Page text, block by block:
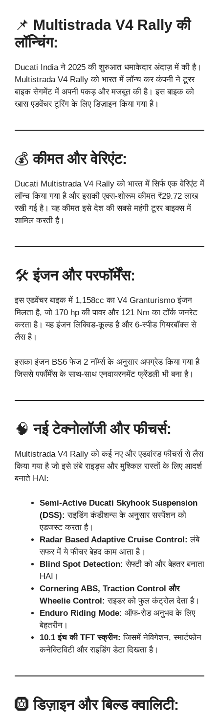
📌 Multistrada V4 Rally की
लॉन्चिंग:
Ducati India ने 2025 की शुरुआत धमाकेदार अंदाज़ में की है।
Multistrada V4 Rally को भारत में लॉन्च कर कंपनी ने टूरर
बाइक सेगमेंट में अपनी पकड़ और मजबूत की है। इस बाइक को
खास एडवेंचर टूरिंग के लिए डिज़ाइन किया गया है।
💰कीमत और वेरिएंट:
Ducati Multistrada V4 Rally को भारत में सिर्फ एक वेरिएंट में
लॉन्च किया गया है और इसकी एक्स-शोरूम कीमत ₹29.72 लाख
रखी गई है। यह कीमत इसे देश की सबसे महंगी टूरर बाइक्स में
शामिल करती है।
🛠️इंजन और परफॉर्मेंस:
इस एडवेंचर बाइक में 1,158cc का V4 Granturismo इंजन
मिलता है, जो 170 hp की पावर और 121 Nm का टॉर्क जनरेट
करता है। यह इंजन लिक्विड-कूल्ड है और 6-स्पीड गियरबॉक्स से
लैस है।
इसका इंजन BS6 फेज 2 नॉर्म्स के अनुसार अपग्रेड किया गया है
जिससे पर्फॉर्मेंस के साथ-साथ एनवायरनमेंट फ्रेंडली भी बना है।
🧠नई टेक्नोलॉजी और फीचर्स:
Multistrada V4 Rally को कई नए और एडवांस्ड फीचर्स से लैस
किया गया है जो इसे लंबे राइड्स और मुश्किल रास्तों के लिए आदर्श
बनाते HAI:
Semi-Active Ducati Skyhook Suspension
(DSS): राइडिंग कंडीशन्स के अनुसार सस्पेंशन को
एडजस्ट करता है।
Radar Based Adaptive Cruise Control: लंबे
सफर में ये फीचर बेहद काम आता है।
Blind Spot Detection: सेफ्टी को और बेहतर बनाता
HAI।
Cornering ABS, Traction Control और
Wheelie Control: राइडर को फुल कंट्रोल देता है।
Enduro Riding Mode: ऑफ-रोड अनुभव के लिए
बेहतरीन।
10.1 इंच की TFT स्क्रीन: जिसमें नेविगेशन, स्मार्टफोन
कनेक्टिविटी और राइडिंग डेटा दिखता है।
🛞डिज़ाइन और बिल्ड क्वालिटी: